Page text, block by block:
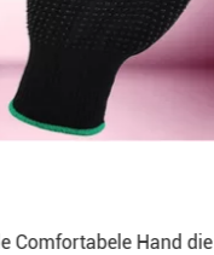
Comfortabele Hand die